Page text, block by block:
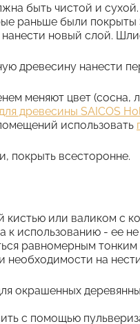
быть чистой и
раньше были
нанести новый слой.
древесину нанести
меняют цвет (сосна,
древесины SAICOS
использовать
покрыть всесторонне.
кистью или валиком с
к использованию - ее
равномерным
необходимости на
окрашенных
с помощью